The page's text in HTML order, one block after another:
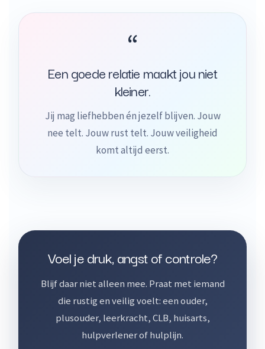
“
Een goede relatie maakt jou niet
kleiner.
Jij mag liefhebben én jezelf blijven. Jouw
nee telt. Jouw rust telt. Jouw veiligheid
komt altijd eerst.
Voel je druk, angst of controle?
Blijf daar niet alleen mee. Praat met iemand
die rustig en veilig voelt: een ouder,
plusouder, leerkracht, CLB, huisarts,
hulpverlener of hulplijn.